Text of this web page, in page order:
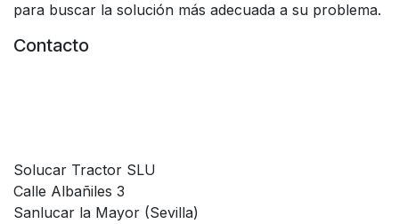
para buscar la solución más adecuada a su problema.
Contacto
Solucar Tractor SLU
Calle Albañiles 3
Sanlucar la Mayor (Sevilla)